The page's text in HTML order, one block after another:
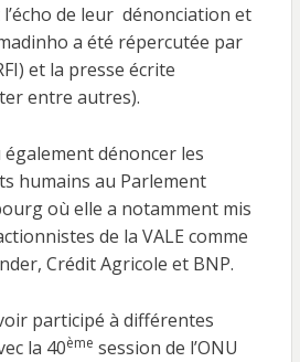
de leur dénonciation et
a été répercutée par
et la presse écrite
entre autres).
dénoncer les
humains au Parlement
où elle a notamment mis
de la VALE comme
Crédit Agricole et BNP.
participé à différentes
la 40ème session de l’ONU